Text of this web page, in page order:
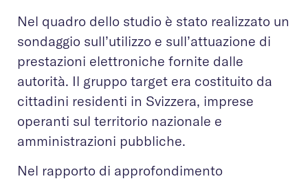
Nel quadro dello studio è stato realizzato un
sondaggio sull’utilizzo e sull’attuazione di
prestazioni elettroniche fornite dalle
autorità. Il gruppo target era costituito da
cittadini residenti in Svizzera, imprese
operanti sul territorio nazionale e
amministrazioni pubbliche.
Nel rapporto di approfondimento